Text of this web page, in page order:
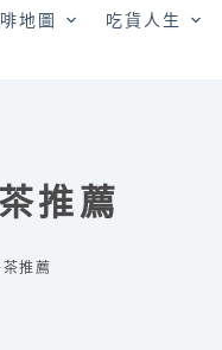
地圖 吃貨人生
推薦
推薦